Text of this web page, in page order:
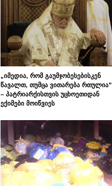
„იმედია, რომ გაუმჯობესებისკენ
წავალთ, თუმცა ვითარება რთულია“
– პატრიარქისთვის უცხოეთიდან
ექიმები მოიწვიეს